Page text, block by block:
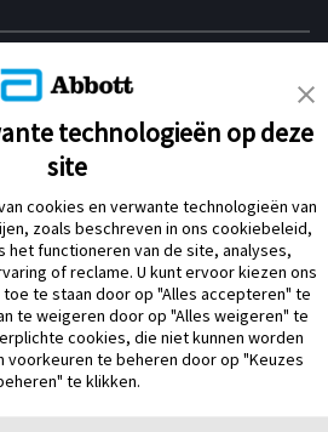
Cookie Voorkeursinstellingen
Libre, het vlinder logo, de vorm
gerelateerde merkaanduidingen zijn
iPhone en App Store zijn handelsmerken
Play zijn handelsmerken van Google LLC.
eigendom van hun respectievelijke
technologieën op deze
site
cookies en verwante technologieën van
zoals beschreven in ons cookiebeleid,
het functioneren van de site, analyses,
of reclame. U kunt ervoor kiezen ons
te staan door op "Alles accepteren" te
te weigeren door op "Alles weigeren" te
cookies, die niet kunnen worden
voorkeuren te beheren door op "Keuzes
te klikken.